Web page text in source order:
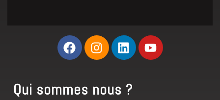
Qui sommes nous ?